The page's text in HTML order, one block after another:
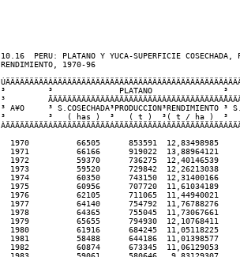
10.16  PERU: PLATANO Y YUCA-SUPERFICIE COSECHADA,
RENDIMIENTO, 1970-96
³         ³              PLATANO
³
³ A¥O     ³ S.COSECHADA³PRODUCCION³RENDIMIENTO ³
³         ³   ( has )  ³   ( t )  ³( t / ha )  ³
1970          66505      853591  12,83498985
1971          66166      919022  13,88964121
1972          59370      736275  12,40146539
1973          59520      729842  12,26213038
1974          60350      743150  12,31400166
1975          60956      707720  11,61034189
1976          62105      711065  11,44940021
1977          64140      754792  11,76788276
1978          64365      755045  11,73067661
1979          65655      794930  12,10768411
1980          61916      684245  11,05118225
1981          58488      644186  11,01398577
1982          60874      673345  11,06129053